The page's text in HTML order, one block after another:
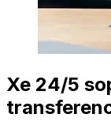
Xe 24/5